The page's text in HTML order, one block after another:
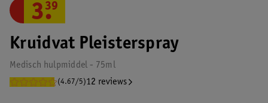
Kruidvat Pleisterspray
Medisch hulpmiddel - 75ml
(4.67/5)12 reviews
3.
39